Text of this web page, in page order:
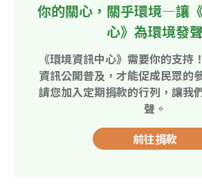
你的關心，關乎環境—讓
心》為環境發聲
《環境資訊中心》需要你的支持
資訊公開普及，才能促成民眾的
請您加入定期捐款的行列，讓我
聲。
前往捐款